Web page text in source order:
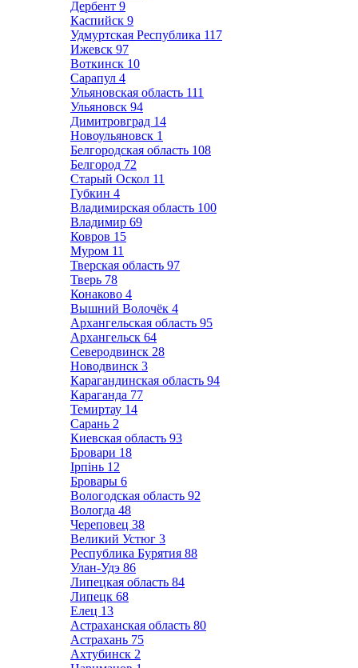
Дербент 9
Каспийск 9
Удмуртская Республика 117
Ижевск 97
Воткинск 10
Сарапул 4
Ульяновская область 111
Ульяновск 94
Димитровград 14
Новоульяновск 1
Белгородская область 108
Белгород 72
Старый Оскол 11
Губкин 4
Владимирская область 100
Владимир 69
Ковров 15
Муром 11
Тверская область 97
Тверь 78
Конаково 4
Вышний Волочёк 4
Архангельская область 95
Архангельск 64
Северодвинск 28
Новодвинск 3
Карагандинская область 94
Караганда 77
Темиртау 14
Сарань 2
Киевская область 93
Бровари 18
Ірпінь 12
Бровары 6
Вологодская область 92
Вологда 48
Череповец 38
Великий Устюг 3
Республика Бурятия 88
Улан-Удэ 86
Липецкая область 84
Липецк 68
Елец 13
Астраханская область 80
Астрахань 75
Ахтубинск 2